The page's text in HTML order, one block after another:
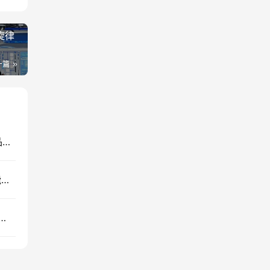
律
篇
“洁净舒爽、智享健康”，智能坐便器持续增长助力品质生活
适用于 Mac 的谷歌浏览器获得新的内存节省和节能模式
经销商利益结构正在变化？